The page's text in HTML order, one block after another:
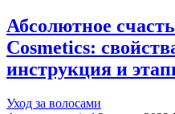
Абсолютное
Cosmetics:
инструкция и
Уход за волосами